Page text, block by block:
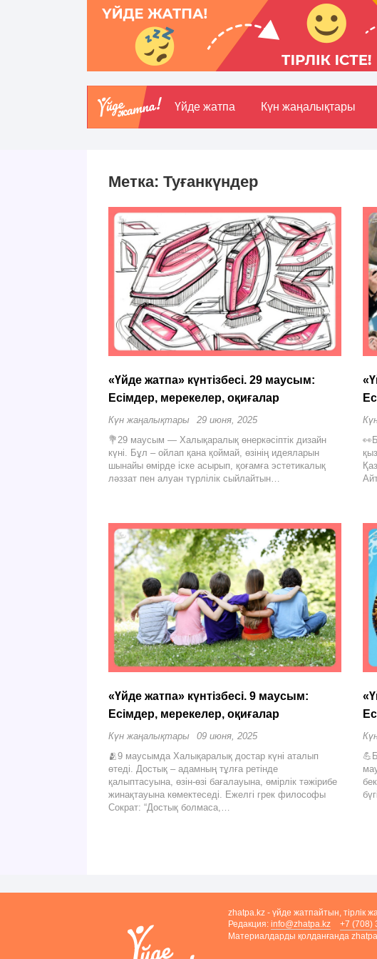
Үйде жатпа Күн жаңалықтары
Метка: Туғанкүндер
«Үйде жатпа» күнтізбесі. 29 маусым:
Есімдер, мерекелер, оқиғалар
Күн жаңалықтары
29 июня, 2025
💐29 маусым — Халықаралық өнеркәсіптік дизайн
күні. Бұл – ойлап қана қоймай, өзінің идеяларын
шынайы өмірде іске асырып, қоғамға эстетикалық
ләззат пен алуан түрлілік сыйлайтын…
«Үйде жатпа» күнтізбесі. 9 маусым:
Есімдер, мерекелер, оқиғалар
Күн жаңалықтары
09 июня, 2025
🫂9 маусымда Халықаралық достар күні аталып
өтеді. Достық – адамның тұлға ретінде
қалыптасуына, өзін-өзі бағалауына, өмірлік тәжірибе
жинақтауына көмектеседі. Ежелгі грек философы
Сократ: “Достық болмаса,…
zhatpa.kz - үйде жатпайтын, тірлік
Редакция:info@zhatpa.kz
+7 (708)
Материалдарды қолданғанда